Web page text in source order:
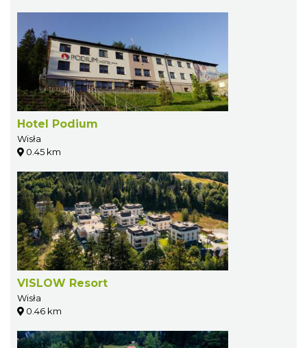
Hotel Podium
Wisła
0.45 km
VISLOW Resort
Wisła
0.46 km